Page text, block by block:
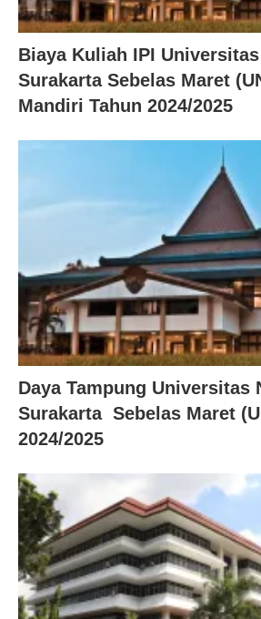
Biaya Kuliah IPI
Surakarta Sebelas Maret
Mandiri Tahun 2024/2025
Daya Tampung Universitas
Surakarta Sebelas Maret
2024/2025